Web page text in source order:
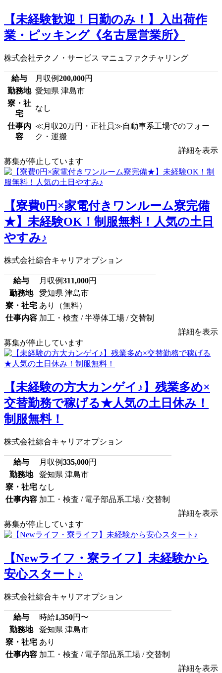
【未経験歓迎！日勤のみ！】入出荷作
業・ピッキング《名古屋営業所》
株式会社テクノ・サービス マニュファクチャリング
給与 月収例200,000円
勤務地 愛知県 津島市
寮・社
宅
なし
仕事内
容
≪月収20万円・正社員≫自動車系工場でのフォー
ク・運搬
詳細を表示
募集が停止しています
【寮費0円×家電付きワンルーム寮完備
★】未経験OK！制服無料！人気の土日
やすみ♪
株式会社綜合キャリアオプション
給与 月収例311,000円
勤務地
愛知県 津島市
寮・社宅 あり（無料）
仕事内容 加工・検査 / 半導体工場 / 交替制
詳細を表示
募集が停止しています
【未経験の方大カンゲイ♪】残業多め×
交替勤務で稼げる★人気の土日休み！
制服無料！
株式会社綜合キャリアオプション
給与 月収例335,000円
勤務地
愛知県 津島市
寮・社宅 なし
仕事内容 加工・検査 / 電子部品系工場 / 交替制
詳細を表示
募集が停止しています
【Newライフ・寮ライフ】未経験から
安心スタート♪
株式会社綜合キャリアオプション
給与 時給1,350円〜
勤務地
愛知県 津島市
寮・社宅 あり
仕事内容 加工・検査 / 電子部品系工場 / 交替制
詳細を表示